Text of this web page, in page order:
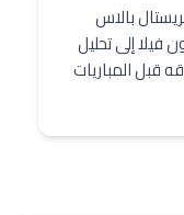
بالاس
فيلا إلى تحليل
قبل المباريات